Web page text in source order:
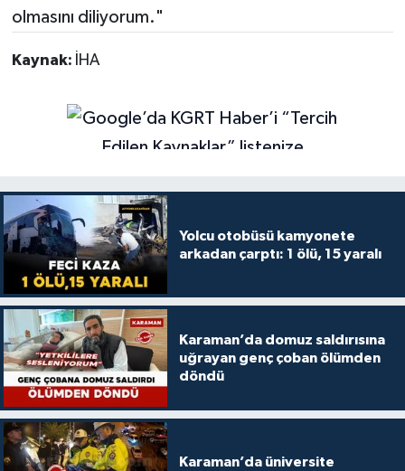
olmasını diliyorum."
Kaynak: İHA
Yolcu otobüsü kamyonete
arkadan çarptı: 1 ölü, 15 yaralı
Karaman’da domuz saldırısına
uğrayan genç çoban ölümden
döndü
Karaman’da üniversite